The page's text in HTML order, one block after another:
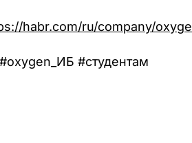
habr.com/ru/company/
#студентам